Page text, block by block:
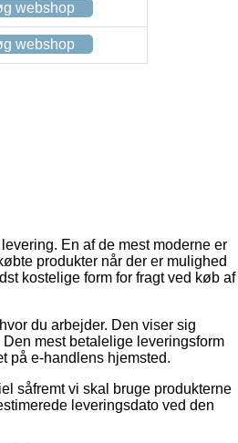
webshop
webshop
En af de mest moderne er
produkter når der er mulighed
kostelige form for fragt ved køb af
du arbejder. Den viser sig
mest betalelige leveringsform
på e-handlens hjemsted.
såfremt vi skal bruge produkterne
leveringsdato ved den